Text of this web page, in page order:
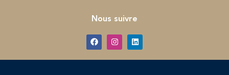
Nous suivre